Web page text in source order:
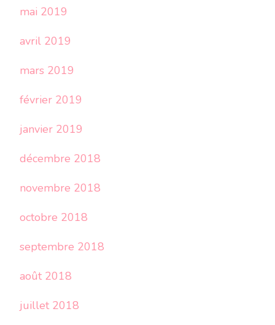
mai 2019
avril 2019
mars 2019
février 2019
janvier 2019
décembre 2018
novembre 2018
octobre 2018
septembre 2018
août 2018
juillet 2018